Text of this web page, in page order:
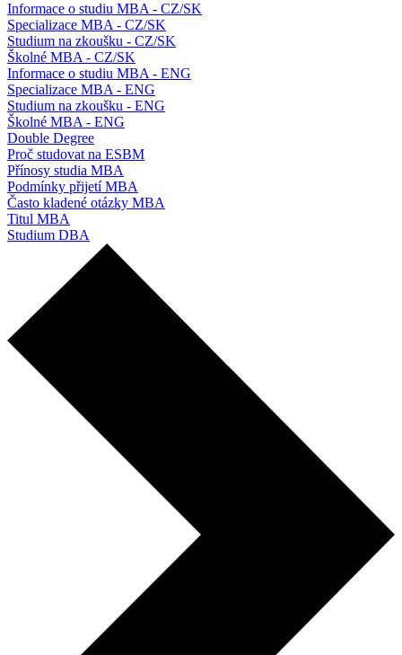
Informace o studiu MBA - CZ/SK
Specializace MBA - CZ/SK
Studium na zkoušku - CZ/SK
Školné MBA - CZ/SK
Informace o studiu MBA - ENG
Specializace MBA - ENG
Studium na zkoušku - ENG
Školné MBA - ENG
Double Degree
Proč studovat na ESBM
Přínosy studia MBA
Podmínky přijetí MBA
Často kladené otázky MBA
Titul MBA
Studium DBA